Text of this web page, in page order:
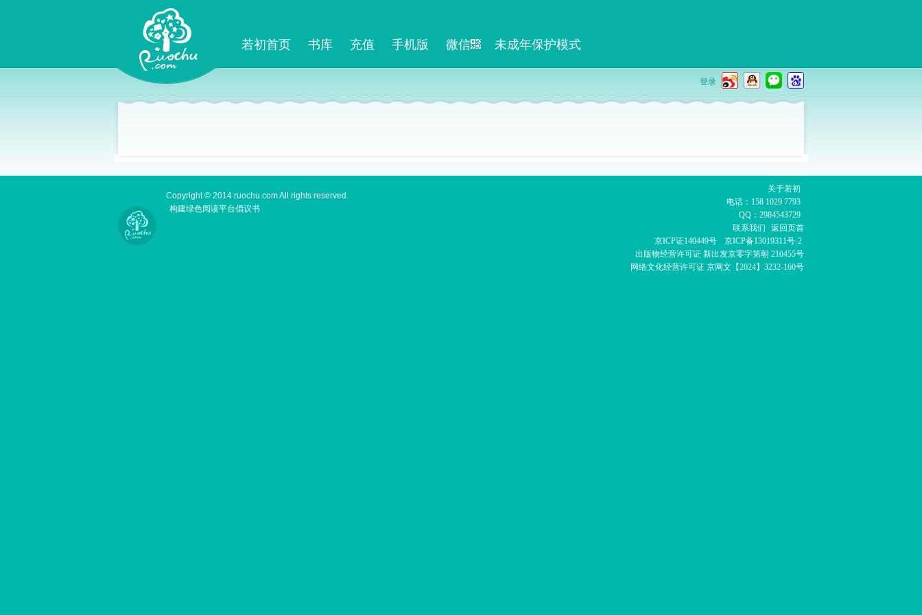
若初首页 书库 充值 手机版 微信 未成年保护模式
登录
Copyright © 2014 ruochu.com All rights reserved.
构建绿色阅读平台倡议书
关于若初
电话：158 1029 7793
QQ：2984543729
联系我们
返回页首
京ICP证140449号
京ICP备13019311号-2
出版物经营许可证 新出发京零字第朝 210455号
网络文化经营许可证 京网文【2024】3232-160号